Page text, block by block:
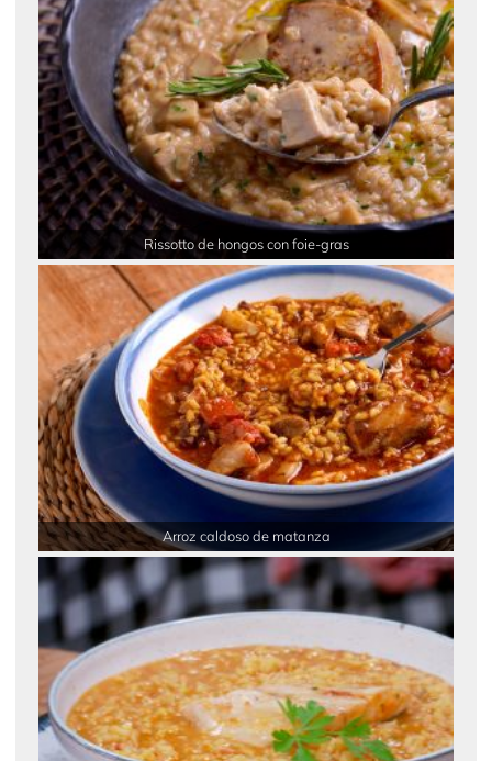
Rissotto de hongos con foie-gras
Arroz caldoso de matanza